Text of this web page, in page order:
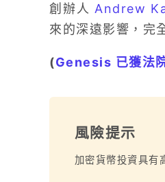
創辦人 Andrew
來的深遠影響，完
(Genesis 已獲法
風險提示
加密貨幣投資具有